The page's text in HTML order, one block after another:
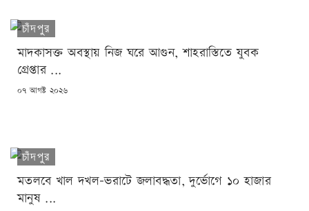
চাঁদপুর
মাদকাসক্ত অবস্থায় নিজ ঘরে আগুন, শাহরাস্তিতে যুবক
গ্রেপ্তার ...
POSTED
০৭ আগষ্ট ২০২৬
চাঁদপুর
মতলবে খাল দখল-ভরাটে জলাবদ্ধতা, দুর্ভোগে ১০ হাজার
মানুষ ...